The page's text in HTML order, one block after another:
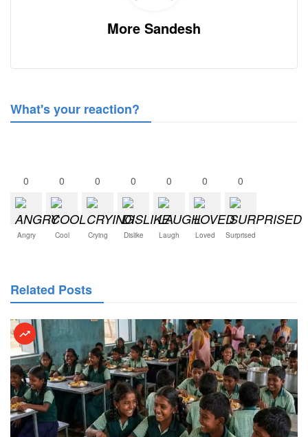
More Sandesh
What's your reaction?
0
Angry
0
Cool
0
Crying
0
Dislike
0
Laugh
0
Loved
0
Surprised
Related Posts